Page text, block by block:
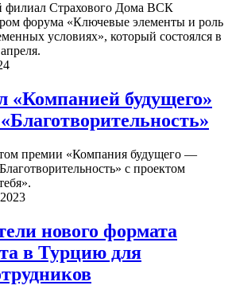
филиал Страхового Дома ВСК
форума «Ключевые элементы и роль
условиях», который состоялся в
«Компанией будущего»
премии «Компания будущего —
с проектом
нового формата
в Турцию для